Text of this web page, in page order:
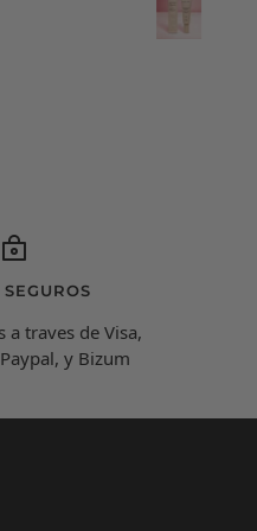
explicar cómo me veo la
cuando me lo aplico,
a traves de Visa,
y Bizum